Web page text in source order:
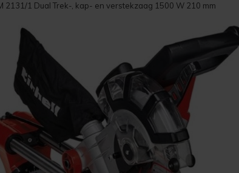
2131/1 Dual Trek-, kap- en verstekzaag 1500 W 210 mm